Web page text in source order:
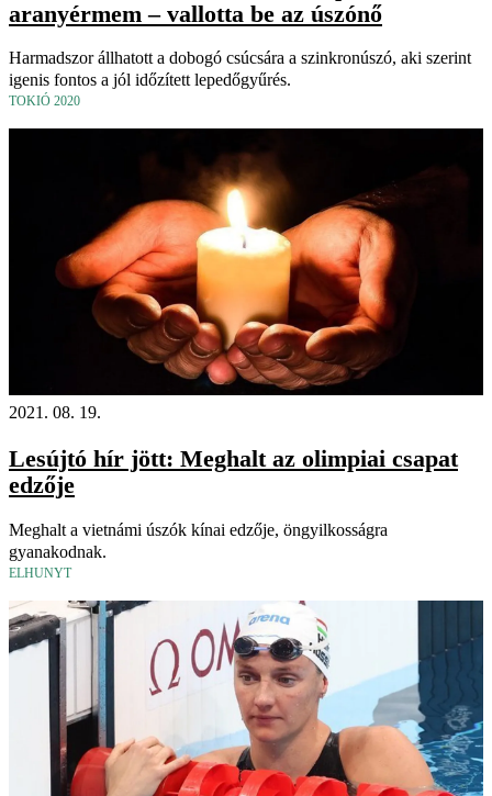
aranyérmem – vallotta be az úszónő
Harmadszor állhatott a dobogó csúcsára a szinkronúszó, aki szerint
igenis fontos a jól időzített lepedőgyűrés.
TOKIÓ 2020
2021. 08. 19.
Lesújtó hír jött: Meghalt az olimpiai csapat
edzője
Meghalt a vietnámi úszók kínai edzője, öngyilkosságra
gyanakodnak.
ELHUNYT